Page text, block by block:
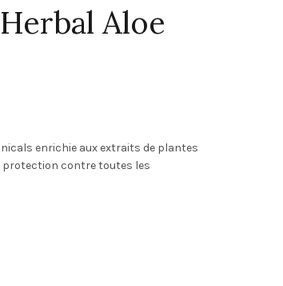
Aloe
enrichie aux extraits de plantes
protection contre toutes les